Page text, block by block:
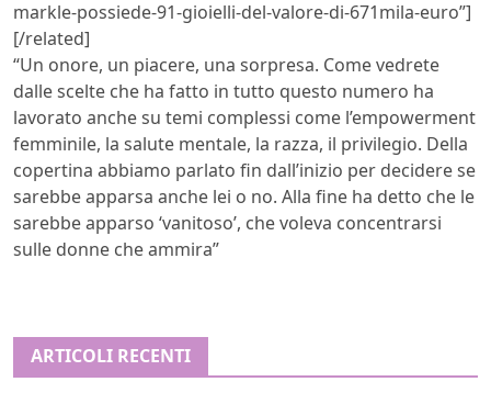
markle-possiede-91-gioielli-del-valore-di-671mila-euro”]
[/related]
“Un onore, un piacere, una sorpresa. Come vedrete
dalle scelte che ha fatto in tutto questo numero ha
lavorato anche su temi complessi come l’empowerment
femminile, la salute mentale, la razza, il privilegio. Della
copertina abbiamo parlato fin dall’inizio per decidere se
sarebbe apparsa anche lei o no. Alla fine ha detto che le
sarebbe apparso ‘vanitoso’, che voleva concentrarsi
sulle donne che ammira”
ARTICOLI RECENTI